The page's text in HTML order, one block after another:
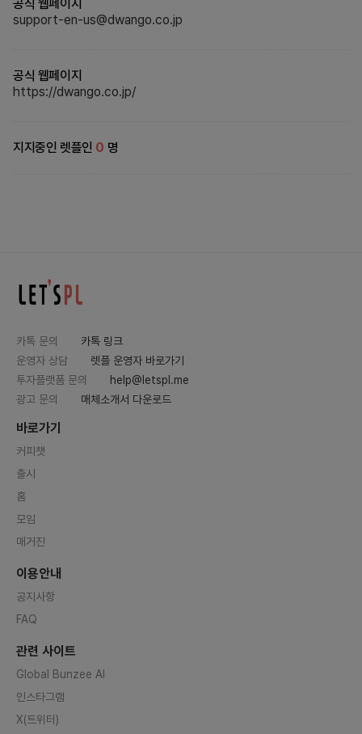
공식 웹페이지
support-en-us@dwango.co.jp
공식 웹페이지
https://dwango.co.jp/
지지중인 렛플인 0 명
카톡 문의
카톡 링크
운영자 상담
렛플 운영자 바로가기
투자플랫폼 문의
help@letspl.me
광고 문의
매체소개서 다운로드
바로가기
커피챗
출시
홈
모임
매거진
이용안내
공지사항
FAQ
관련 사이트
Global Bunzee AI
인스타그램
X(트위터)